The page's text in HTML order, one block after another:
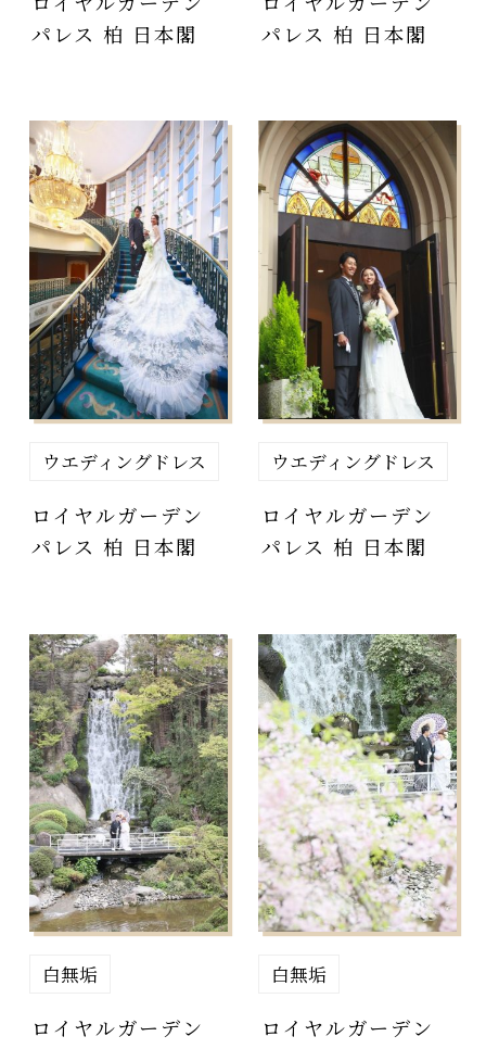
パレス 柏 日本閣
パレス 柏 日本閣
ウエディングドレス
ロイヤルガーデン
パレス 柏 日本閣
ウエディングドレス
ロイヤルガーデン
パレス 柏 日本閣
白無垢
ロイヤルガーデン
白無垢
ロイヤルガーデン